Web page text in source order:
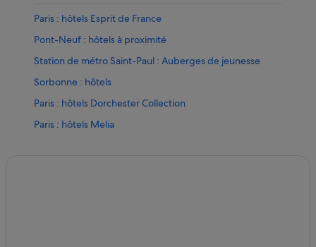
Paris : hôtels Esprit de France
Pont-Neuf : hôtels à proximité
Station de métro Saint-Paul : Auberges de jeunesse
Sorbonne : hôtels
Paris : hôtels Dorchester Collection
Paris : hôtels Melia